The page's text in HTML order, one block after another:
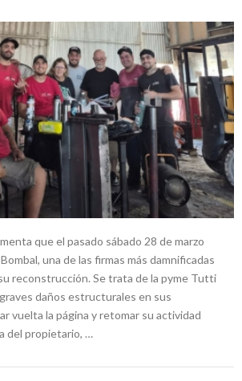
que el pasado sábado 28 de marzo
una de las firmas más damnificadas
reconstrucción. Se trata de la pyme Tutti
daños estructurales en sus
vuelta la página y retomar su actividad
del propietario, …